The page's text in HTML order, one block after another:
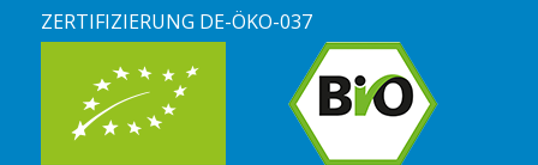
ZERTIFIZIERUNG DE-ÖKO-037